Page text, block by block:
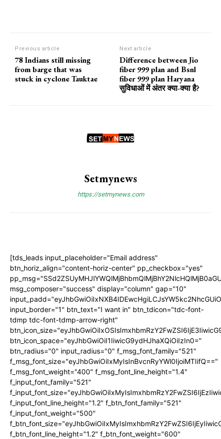
Previous article
78 Indians still missing
from barge that was
stuck in cyclone Tauktae
Next article
Difference between Jio
fiber 999 plan and Bsnl
fiber 999 plan Haryana
सुविधाओं में अंतर क्या-क्या है?
Setmynews
https://setmynews.com
[tds_leads input_placeholder="Email address"
btn_horiz_align="content-horiz-center" pp_checkbox="yes"
msg_composer="success" display="column" gap="10"
input_border="1" btn_text="I want in" btn_tdicon="tdc-font-
tdmp tdc-font-tdmp-arrow-right"
btn_icon_space="eyJhbGwiOiI1IiwicG9ydHJhaXQiOiIzIn0="
btn_radius="0" input_radius="0" f_msg_font_family="521"
f_msg_font_size="eyJhbGwiOiIxMyIsInBvcnRyYWl0IjoiMTIifQ=="
f_msg_font_weight="400" f_msg_font_line_height="1.4"
f_input_font_family="521"
f_input_font_line_height="1.2" f_btn_font_family="521"
f_input_font_weight="500"
f_btn_font_line_height="1.2" f_btn_font_weight="600"